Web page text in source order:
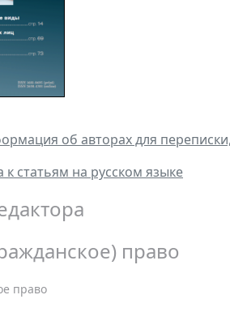
об авторах для
статьям на русском языке
право
право